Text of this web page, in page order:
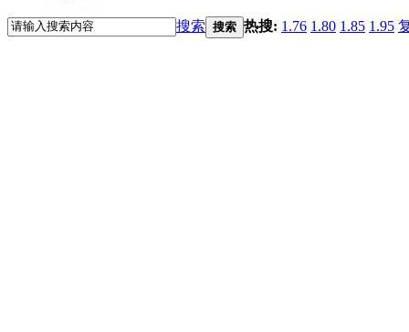
搜索 搜索 热搜: 1.76 1.80 1.85 1.95